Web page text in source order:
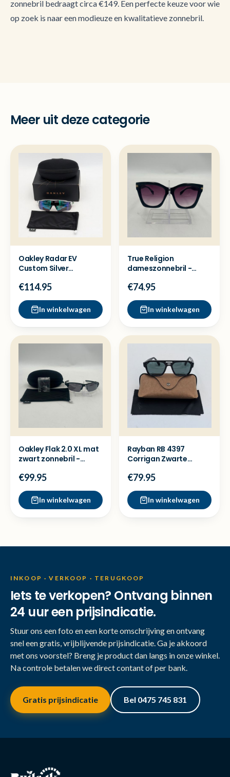
zonnebril bedraagt circa €149. Een perfecte keuze voor wie
op zoek is naar een modieuze en kwalitatieve zonnebril.
Meer uit deze categorie
Oakley Radar EV
Custom Silver
€114.95
In winkelwagen
True Religion
dameszonnebril -
€74.95
In winkelwagen
Oakley Flak 2.0 XL mat
zwart zonnebril -
€99.95
In winkelwagen
Rayban RB 4397
Corrigan Zwarte
€79.95
In winkelwagen
INKOOP · VERKOOP · TERUGKOOP
Iets te verkopen? Ontvang binnen
24 uur een prijsindicatie.
Stuur ons een foto en een korte omschrijving en ontvang
snel een gratis, vrijblijvende prijsindicatie. Ga je akkoord
met ons voorstel? Breng je product dan langs in onze winkel.
Na controle betalen we direct contant of per bank.
Gratis prijsindicatie Bel 0475 745 831